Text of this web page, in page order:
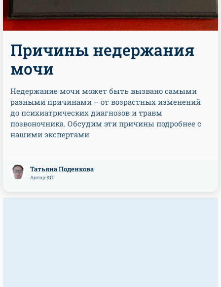
Причины недержания
мочи
Недержание мочи может быть вызвано самыми
разными причинами – от возрастных изменений
до психиатрических диагнозов и травм
позвоночника. Обсудим эти причины подробнее с
нашими экспертами
Татьяна Поденкова
Автор КП